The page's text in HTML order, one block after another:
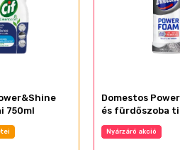
750ml
Domestos Power
és fürdőszoba
hab 435 ml
Nyárzáró akció